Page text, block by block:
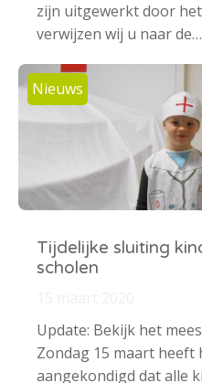
zijn uitgewerkt door
verwijzen wij u naar de…
Nieuws
Tijdelijke sluiting
scholen
Update: Bekijk het
Zondag 15 maart heeft
aangekondigd dat alle